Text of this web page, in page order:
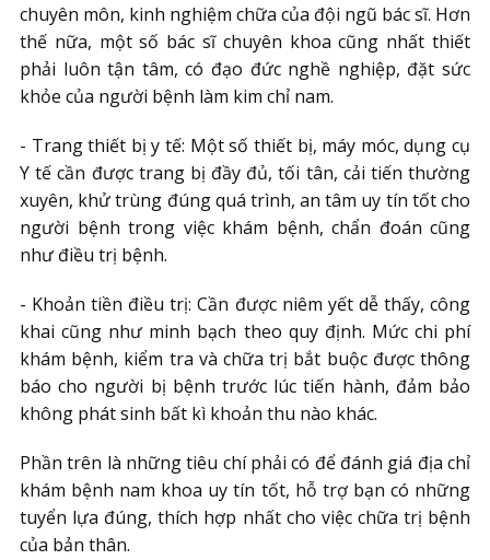
chuyên môn, kinh nghiệm chữa của đội ngũ bác sĩ. Hơn
thế nữa, một số bác sĩ chuyên khoa cũng nhất thiết
phải luôn tận tâm, có đạo đức nghề nghiệp, đặt sức
khỏe của người bệnh làm kim chỉ nam.
- Trang thiết bị y tế: Một số thiết bị, máy móc, dụng cụ
Y tế cần được trang bị đầy đủ, tối tân, cải tiến thường
xuyên, khử trùng đúng quá trình, an tâm uy tín tốt cho
người bệnh trong việc khám bệnh, chẩn đoán cũng
như điều trị bệnh.
- Khoản tiền điều trị: Cần được niêm yết dễ thấy, công
khai cũng như minh bạch theo quy định. Mức chi phí
khám bệnh, kiểm tra và chữa trị bắt buộc được thông
báo cho người bị bệnh trước lúc tiến hành, đảm bảo
không phát sinh bất kì khoản thu nào khác.
Phần trên là những tiêu chí phải có để đánh giá địa chỉ
khám bệnh nam khoa uy tín tốt, hỗ trợ bạn có những
tuyển lựa đúng, thích hợp nhất cho việc chữa trị bệnh
của bản thân.